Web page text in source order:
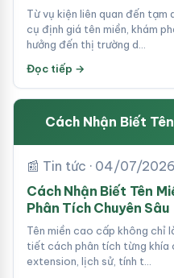
Từ vụ kiện liên quan đến
cụ định giá tên miền, khám
hưởng đến thị trường d…
Đọc tiếp →
Cách Nhận Biết
📰 Tin tức · 04/07/2026
Cách Nhận Biết Tên
Phân Tích Chuyên Sâu
Tên miền cao cấp không chỉ
tiết cách phân tích từng khía
extension, lịch sử, tính t…